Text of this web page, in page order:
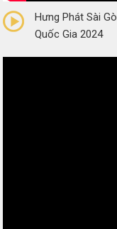
Hưng Phát Sài
Quốc Gia 2024